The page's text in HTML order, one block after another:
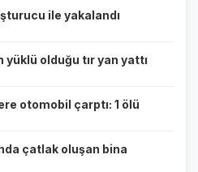
ile yakalandı
olduğu tır yan yattı
otomobil çarptı: 1 ölü
çatlak oluşan bina